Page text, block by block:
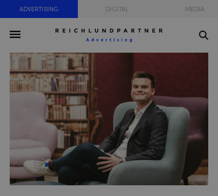
ADVERTISING DIGITAL MEDIA